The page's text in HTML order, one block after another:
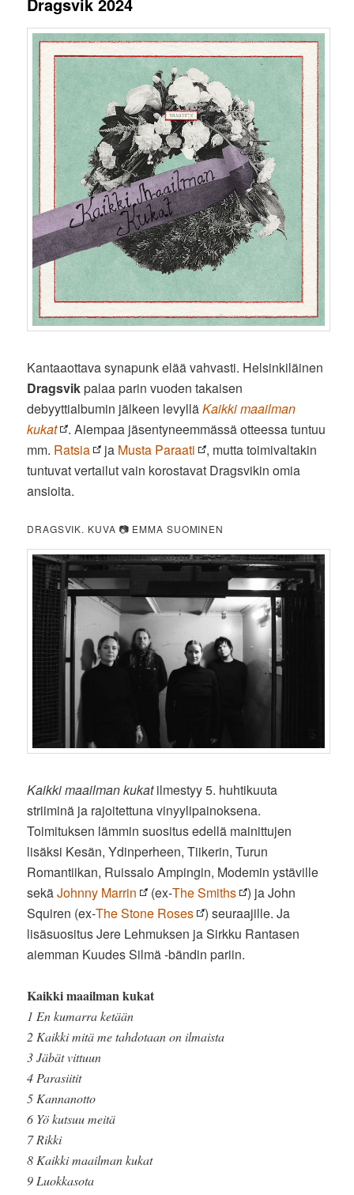
Kantaaottava synapunk elää vahvasti. Helsinkiläinen
Dragsvikpalaa parin vuoden takaisen
debyyttialbumin jälkeen levylläKaikki maailman
kukat
. Aiempaa jäsentyneemmässä otteessa tuntuu
mm. Ratsia ja Musta Paraati
, mutta toimivaltakin
tuntuvat vertailut vain korostavat Dragsvikin omia
ansioita.
DRAGSVIK. KUVA 📷 EMMA SUOMINEN
Kaikki maailman kukatilmestyy 5. huhtikuuta
striiminä ja rajoitettuna vinyylipainoksena.
Toimituksen lämmin suositus edellä mainittujen
lisäksi Kesän, Ydinperheen, Tiikerin, Turun
Romantiikan, Ruissalo Ampingin, Modemin ystäville
sekäJohnny Marrin (ex-The Smiths
) ja John
Squiren (ex-The Stone Roses
) seuraajille. Ja
lisäsuositus Jere Lehmuksen ja Sirkku Rantasen
aiemman Kuudes Silmä -bändin pariin.
Kaikki maailman kukat
1 En kumarra ketään
2 Kaikki mitä me tahdotaan on ilmaista
3 Jäbät vittuun
4 Parasiitit
5 Kannanotto
6 Yö kutsuu meitä
7 Rikki
8 Kaikki maailman kukat
9 Luokkasota